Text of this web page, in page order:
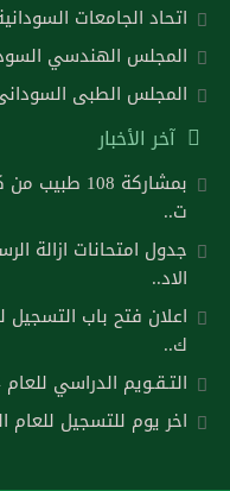
اتحاد الجامعات
المجلس الهندسي
المجلس الطبى
آخر الأخبار
بمشاركة
ت..
الاد..
اعلان فتح باب
ك..
التـقـويم الدراسي للعام 2024–2025 م..
اخر يوم للتسجيل للعام الدراسي